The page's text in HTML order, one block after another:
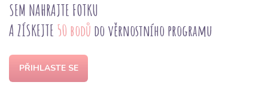
SEM NAHRAJTE FOTKU
A ZÍSKEJTE 50 bodů do věrnostního programu
PŘIHLASTE SE